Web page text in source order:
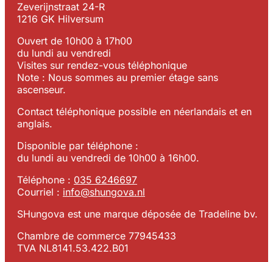
Zeverijnstraat 24-R
1216 GK Hilversum
Ouvert de 10h00 à 17h00
du lundi au vendredi
Visites sur rendez-vous téléphonique
Note : Nous sommes au premier étage sans
ascenseur.
Contact téléphonique possible en néerlandais et en
anglais.
Disponible par téléphone :
du lundi au vendredi de 10h00 à 16h00.
Téléphone : 035 6246697
Courriel : info@shungova.nl
SHungova est une marque déposée de Tradeline bv.
Chambre de commerce 77945433
TVA NL8141.53.422.B01